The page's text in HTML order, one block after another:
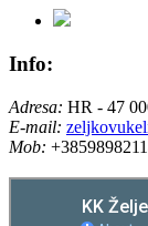
Info:
Adresa: HR - 47
E-mail:
Mob: